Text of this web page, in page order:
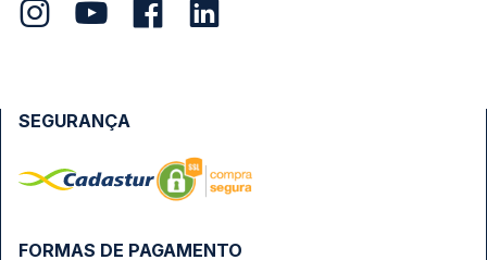
FORMAS DE PAGAMENTO
SEGURANÇA